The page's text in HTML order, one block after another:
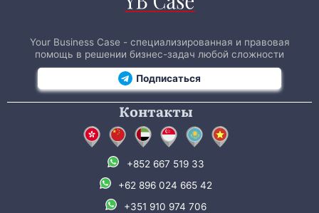
Your Business Case - специализированная и правовая
помощь в решении бизнес-задач любой сложности
Подписаться
Контакты
+852 667 519 33
+62 896 024 665 42
+351 910 974 706